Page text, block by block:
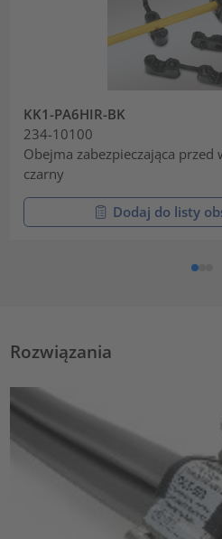
KK1-PA6HIR-BK
234-10100
Obejma zabezpieczająca
czarny
Dodaj do listy
Rozwiązania